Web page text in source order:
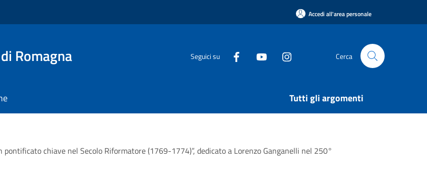
Accedi all'area personale
Romagna Seguici su Cerca
Tutti gli argomenti
pontificato chiave nel Secolo Riformatore (1769-1774)”, dedicato a Lorenzo Ganganelli nel 250°